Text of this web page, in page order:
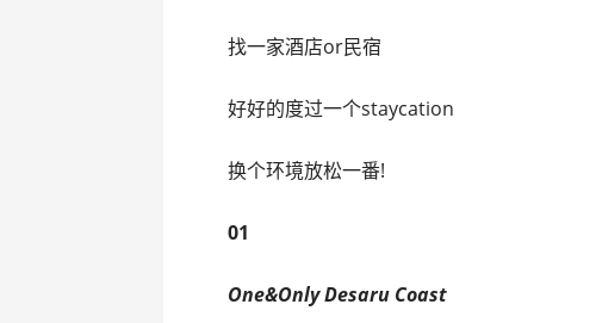
找一家酒店or民宿
好好的度过一个staycation
换个环境放松一番!
01
One&Only Desaru Coast